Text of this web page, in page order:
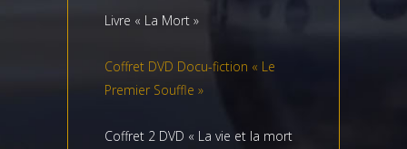
Livre « La Mort »
Coffret DVD Docu-fiction « Le
Premier Souffle »
Coffret 2 DVD « La vie et la mort